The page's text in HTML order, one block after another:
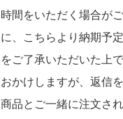
時間をいただく場合が
に、こちらより納期予
ご了承いただいた上
かけしますが、返信
商品とご一緒に注文さ